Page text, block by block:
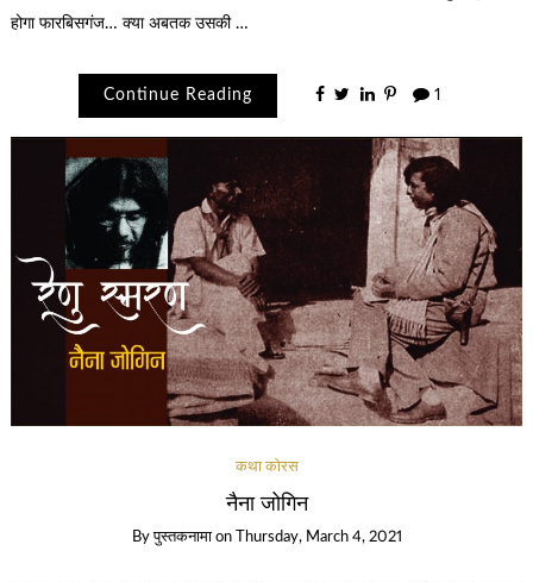
होगा फारबिसगंज… क्या अबतक उसकी …
Continue Reading 1
कथा कोरस
नैना जोगिन
Byपुस्तकनामा on Thursday, March 4, 2021